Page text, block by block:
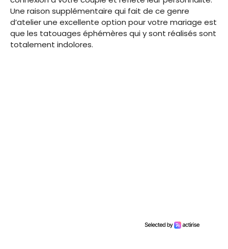
Une raison supplémentaire qui fait de ce genre
d’atelier une excellente option pour votre mariage est
que les tatouages éphémères qui y sont réalisés sont
totalement indolores.